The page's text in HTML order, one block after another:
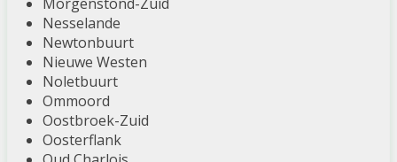
Nesselande
Newtonbuurt
Nieuwe Westen
Noletbuurt
Ommoord
Oostbroek-Zuid
Oosterflank